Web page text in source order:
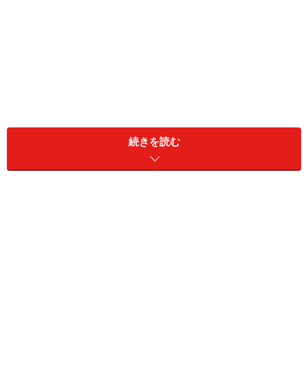
きます。毎年クリスマスに秀島さんがつくる絵本はこれ
「フラワークリスマス」
続きを読む